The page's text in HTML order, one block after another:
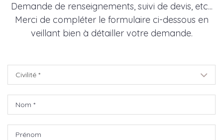
Demande de renseignements, suivi de devis, etc...
Merci de compléter le formulaire ci-dessous en
veillant bien à détailler votre demande.
Civilité *